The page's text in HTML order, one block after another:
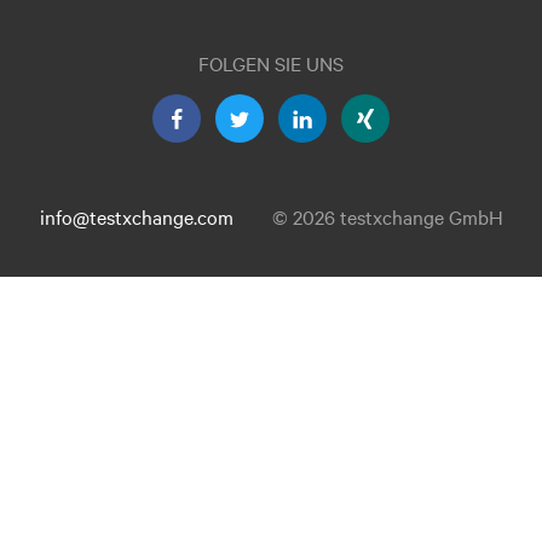
FOLGEN SIE UNS
info@testxchange.com © 2026 testxchange GmbH